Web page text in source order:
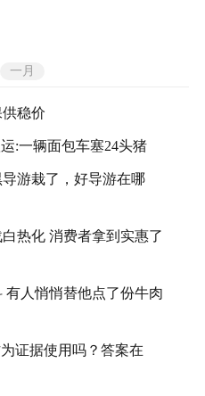
一月
稳价
:一辆面包车塞24头猪
游栽了，好导游在哪
热化 消费者拿到实惠了
有人悄悄替他点了份牛肉
证据使用吗？答案在